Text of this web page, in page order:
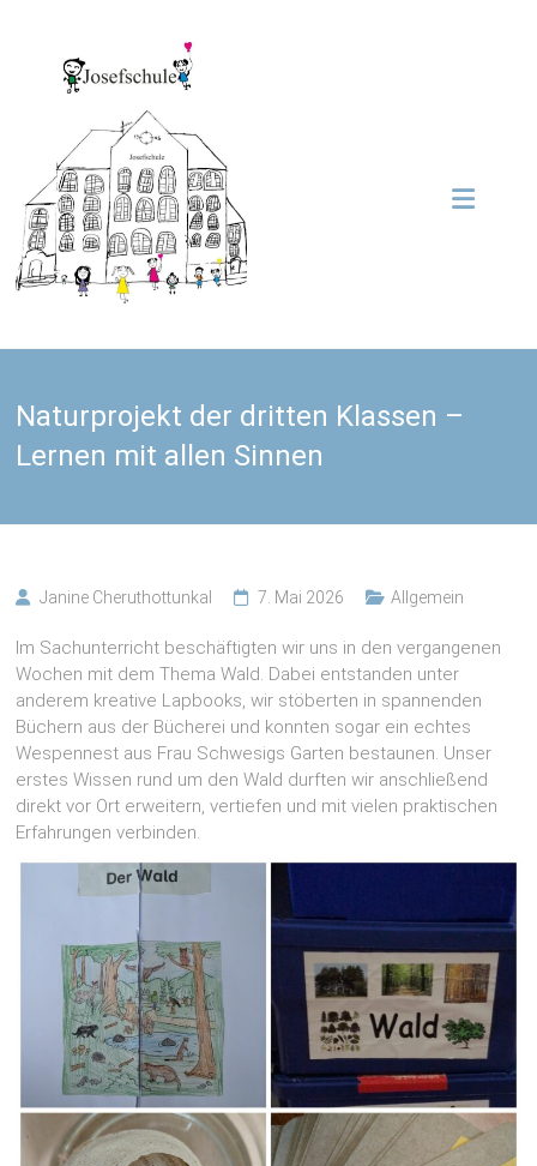
springenGrundschule
Josefschule
Josefschule
Naturprojekt der dritten Klassen –
Lernen mit allen Sinnen
Janine Cheruthottunkal 7. Mai 2026 Allgemein
Im Sachunterricht beschäftigten wir uns in den vergangenen
Wochen mit dem Thema Wald. Dabei entstanden unter
anderem kreative Lapbooks, wir stöberten in spannenden
Büchern aus der Bücherei und konnten sogar ein echtes
Wespennest aus Frau Schwesigs Garten bestaunen. Unser
erstes Wissen rund um den Wald durften wir anschließend
direkt vor Ort erweitern, vertiefen und mit vielen praktischen
Erfahrungen verbinden.